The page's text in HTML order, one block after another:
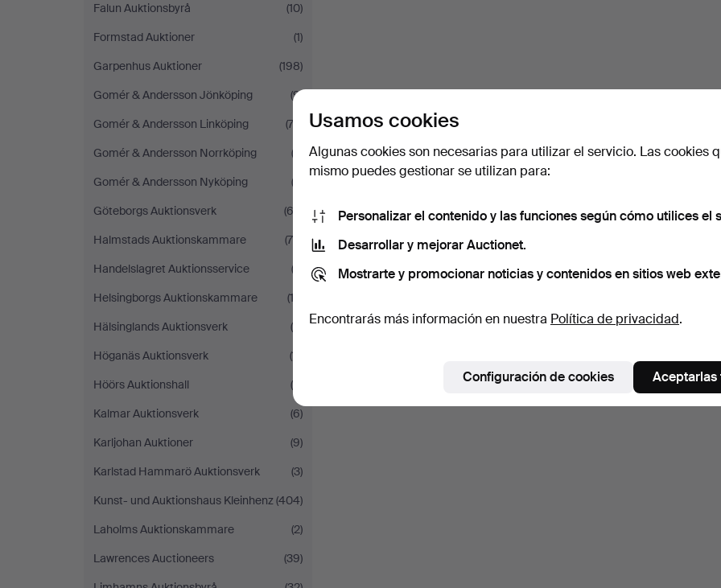
Falun Auktionsbyrå
(10)
Formstad Auktioner
(1)
Garpenhus Auktioner
(198)
Gomér & Andersson Jönköping
(9)
Gomér & Andersson Linköping
(74)
Gomér & Andersson Norrköping
(3)
Gomér & Andersson Nyköping
(2)
Göteborgs Auktionsverk
(62)
Halmstads Auktionskammare
(75)
Handelslagret Auktionsservice
(2)
Helsingborgs Auktionskammare
(13)
Hälsinglands Auktionsverk
(4)
Höganäs Auktionsverk
(11)
Höörs Auktionshall
(5)
Kalmar Auktionsverk
(6)
Karljohan Auktioner
(9)
Karlstad Hammarö Auktionsverk
(3)
Kunst- und Auktionshaus Kleinhenz(404)
Laholms Auktionskammare
(2)
Lawrences Auctioneers
(39)
Usamos cookies
Algunas cookies son necesarias para utilizar el servicio. Las cookies
mismo puedes gestionar se utilizan para:
Personalizar el contenido y las funciones según cómo utilices el
Desarrollar y mejorar Auctionet.
Mostrarte y promocionar noticias y contenidos en sitios web
Encontrarás más información en nuestra Política de privacidad.
Configuración de cookies Aceptarlas